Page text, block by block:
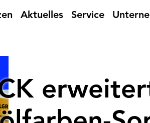
Aktuelles Service